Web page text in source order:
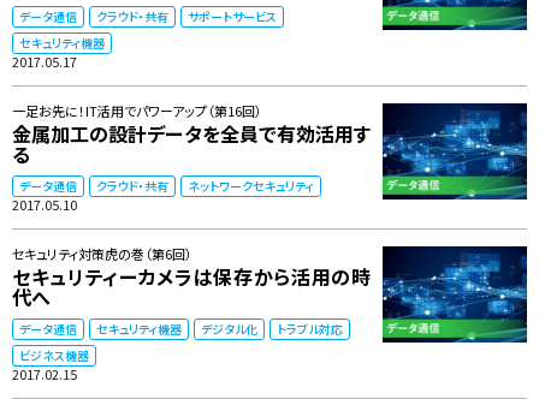
データ通信 クラウド・共有
サポートサービス
セキュリティ機器
2017.05.17
一足お先に！IT活用でパワーアップ（第16回）
金属加工の設計データを全員で有効活用す
る
データ通信 クラウド・共有 ネットワークセキュリティ
2017.05.10
セキュリティ対策虎の巻（第6回）
セキュリティーカメラは保存から活用の時
代へ
データ通信 セキュリティ機器 デジタル化
トラブル対応
ビジネス機器
2017.02.15